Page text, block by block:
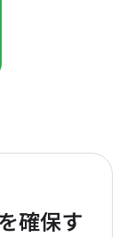
確保す